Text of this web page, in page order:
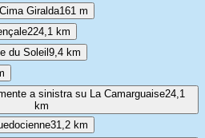
Giralda161 m
224,1 km
du Soleil9,4 km
a sinistra su La Camarguaise24,1
km
31,2 km